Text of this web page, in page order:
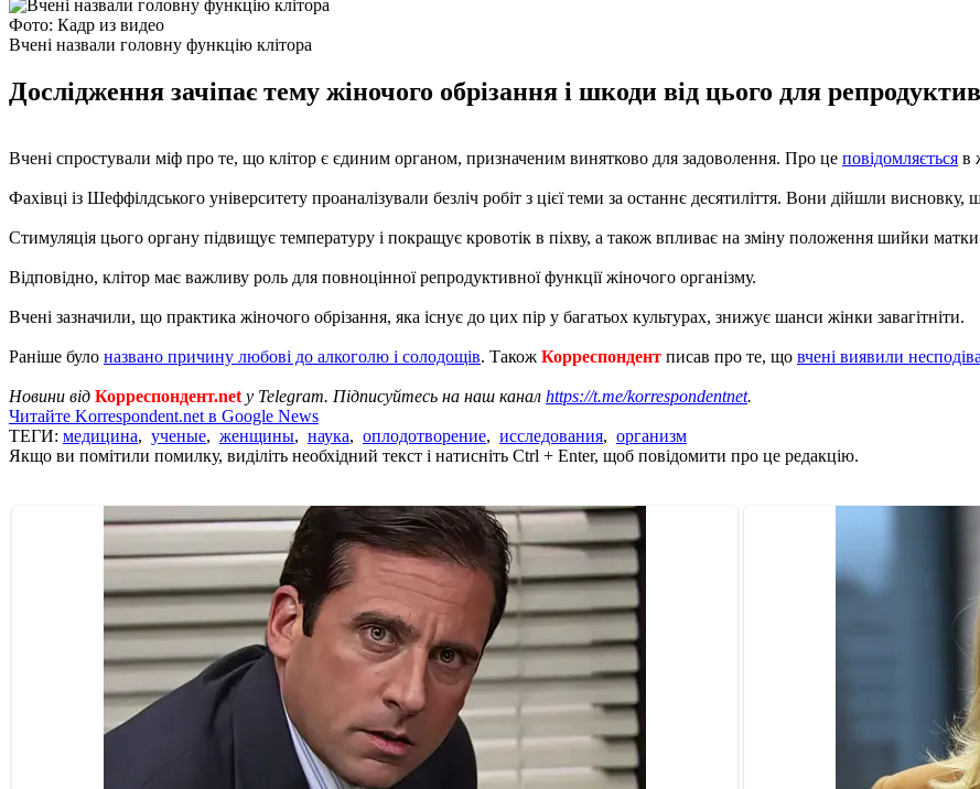
Фото: Кадр из видео
Вчені назвали головну функцію клітора
Дослідження зачіпає тему жіночого обрізання і шкоди від цього для
Вчені спростували міф про те, що клітор є єдиним органом, призначеним винятково для задоволення. Про це повідомляється в
Фахівці із Шеффілдського університету проаналізували безліч робіт з цієї теми за останнє десятиліття. Вони дійшли
Стимуляція цього органу підвищує температуру і покращує кровотік в піхву, а також впливає на зміну положення шийки
Відповідно, клітор має важливу роль для повноцінної репродуктивної функції жіночого організму.
Вчені зазначили, що практика жіночого обрізання, яка існує до цих пір у багатьох культурах, знижує шанси жінки завагітніти.
Раніше було названо причину любові до алкоголю і солодощів. Також Корреспондент писав про те, що вчені виявили
Новини від Корреспондент.net у Telegram. Підписуйтесь на наш канал https://t.me/korrespondentnet.
Читайте Korrespondent.net в Google News
ТЕГИ: медицина, ученые, женщины, наука, оплодотворение, исследования, организм
Якщо ви помітили помилку, виділіть необхідний текст і натисніть Ctrl + Enter, щоб повідомити про це редакцію.